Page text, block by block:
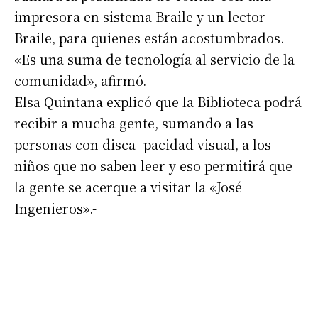
Suscribirme gratis
Dirección de correo electrónico*
impresora en sistema Braile y un lector
Braile, para quienes están acostumbrados.
«Es una suma de tecnología al servicio de la
comunidad», afirmó.
Elsa Quintana explicó que la Biblioteca podrá
recibir a mucha gente, sumando a las
personas con disca- pacidad visual, a los
niños que no saben leer y eso permitirá que
la gente se acerque a visitar la «José
Ingenieros».-